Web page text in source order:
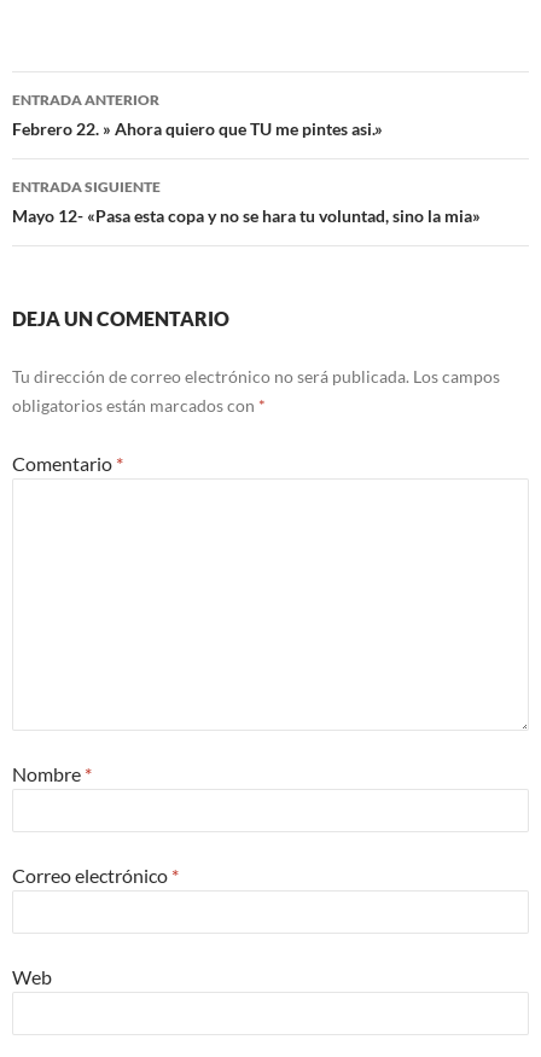
Navegación
de
entradas
ENTRADA ANTERIOR
Febrero 22. » Ahora quiero que TU me pintes asi.»
ENTRADA SIGUIENTE
Mayo 12- «Pasa esta copa y no se hara tu voluntad, sino la mia»
DEJA UN COMENTARIO
Tu dirección de correo electrónico no será publicada. Los campos
obligatorios están marcados con *
Comentario *
Nombre *
Correo electrónico *
Web